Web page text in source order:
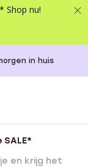
Shop nu!
in huis
en krijg het